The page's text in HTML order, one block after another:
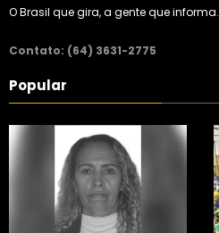
O Brasil que gira, a gente que informa.
Contato: (64) 3631-2775
Popular